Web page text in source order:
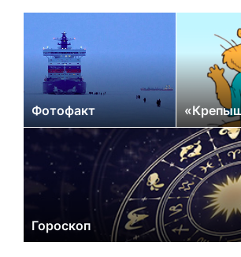
Фотофакт
Гороскоп